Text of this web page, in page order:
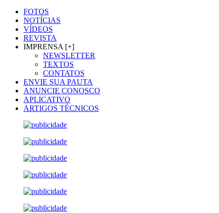
FOTOS
NOTÍCIAS
VÍDEOS
REVISTA
IMPRENSA [+]
NEWSLETTER
TEXTOS
CONTATOS
ENVIE SUA PAUTA
ANUNCIE CONOSCO
APLICATIVO
ARTIGOS TÉCNICOS